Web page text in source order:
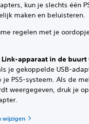
kun je slechts één
maken en beluisteren.
regelen met je
Link-apparaat in de buurt
je gekoppelde USB-
je PS5-systeem. Als de
weergegeven, druk je
wijzigen